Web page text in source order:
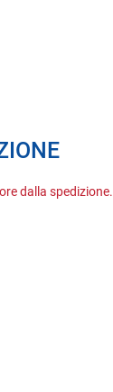
dalla spedizione.